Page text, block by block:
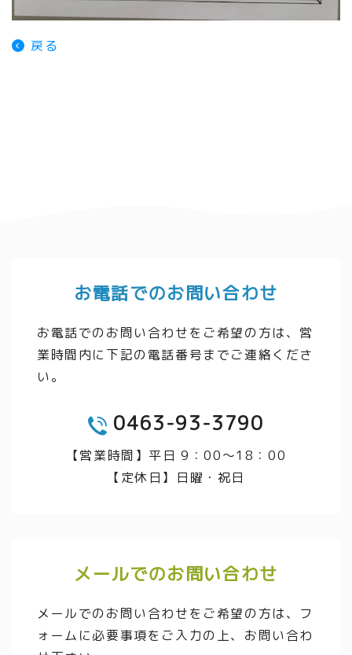
戻る
お電話でのお問い合わせ
お電話でのお問い合わせをご希望の方は、営
業時間内に下記の電話番号までご連絡くださ
い。
TEL
0463-93-3790
【営業時間】平日 9：00～18：00
【定休日】日曜・祝日
メールでのお問い合わせ
メールでのお問い合わせをご希望の方は、フ
ォームに必要事項をご入力の上、お問い合わ